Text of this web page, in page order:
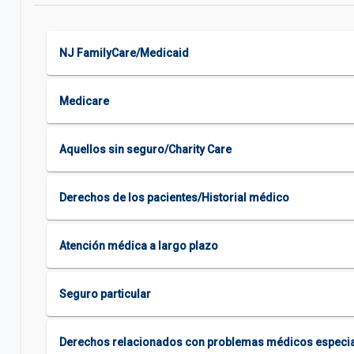
NJ FamilyCare/Medicaid
Medicare
Aquellos sin seguro/Charity Care
Derechos de los pacientes/Historial médico
Atención médica a largo plazo
Seguro particular
Derechos relacionados con problemas médicos